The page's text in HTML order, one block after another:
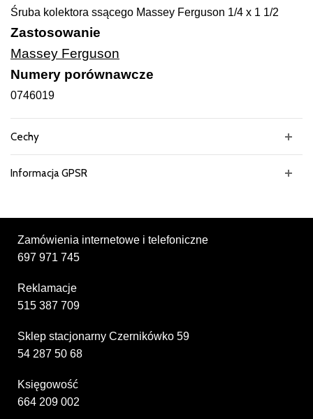
Śruba kolektora ssącego Massey Ferguson 1/4 x 1 1/2
Zastosowanie
Massey Ferguson
Numery porównawcze
0746019
Cechy
Informacja GPSR
Zamówienia internetowe i telefoniczne
697 971 745
Reklamacje
515 387 709
Sklep stacjonarny Czernikówko 59
54 287 50 68
Księgowość
664 209 002